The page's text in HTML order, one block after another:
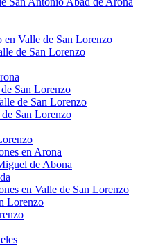
Valle de San Lorenzo
de San Lorenzo
San Lorenzo
de San Lorenzo
San Lorenzo
en Arona
de Abona
en Valle de San Lorenzo
Lorenzo